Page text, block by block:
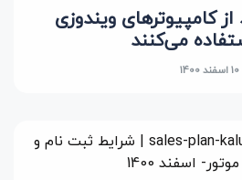
۲۰ درصد از کامپیوترهای ویندوزی
10 اسفند 1400